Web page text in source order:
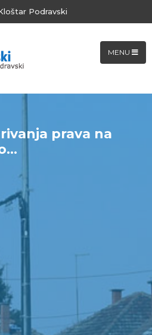
Podravski
MENU
prava na